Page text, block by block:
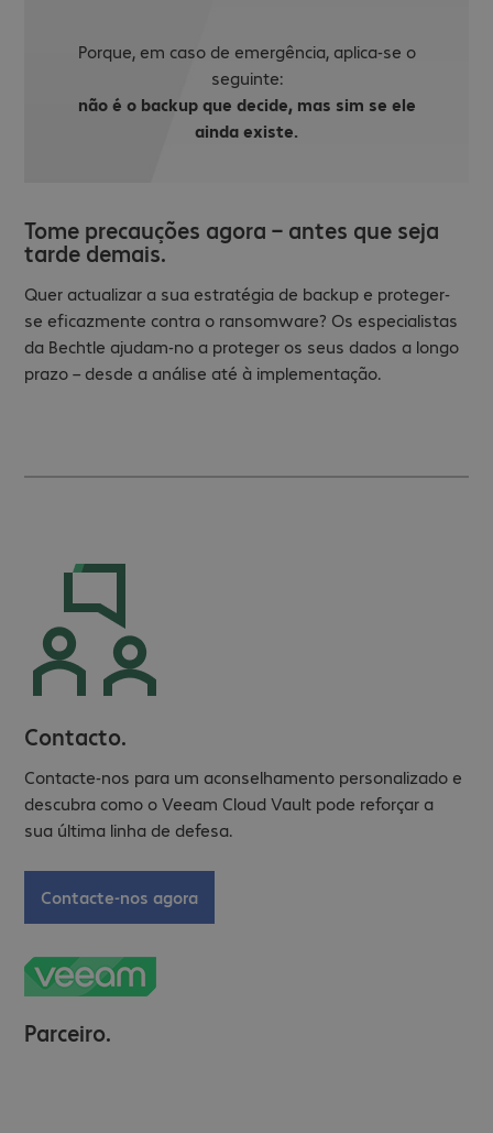
Porque, em caso de emergência, aplica-se o
seguinte:
não é o backup que decide, mas sim se ele
ainda existe.
Tome precauções agora – antes que seja
tarde demais.
Quer actualizar a sua estratégia de backup e proteger-
se eficazmente contra o ransomware? Os especialistas
da Bechtle ajudam-no a proteger os seus dados a longo
prazo – desde a análise até à implementação.
Contacto.
Contacte-nos para um aconselhamento personalizado e
descubra como o Veeam Cloud Vault pode reforçar a
sua última linha de defesa.
Contacte-nos agora
Parceiro.